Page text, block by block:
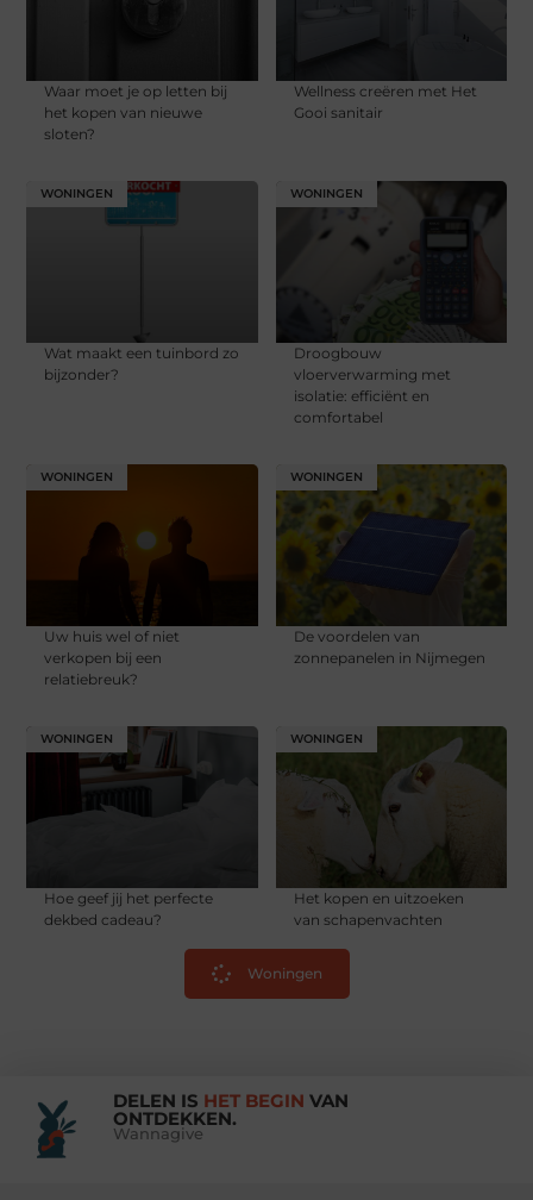
Waar moet je op letten bij
het kopen van nieuwe
sloten?
Wellness creëren met Het
Gooi sanitair
WONINGEN
Wat maakt een tuinbord zo
bijzonder?
WONINGEN
Droogbouw
vloerverwarming met
isolatie: efficiënt en
comfortabel
WONINGEN
Uw huis wel of niet
verkopen bij een
relatiebreuk?
WONINGEN
De voordelen van
zonnepanelen in Nijmegen
WONINGEN
Hoe geef jij het perfecte
dekbed cadeau?
WONINGEN
Het kopen en uitzoeken
van schapenvachten
Woningen
DELEN IS HET BEGIN VAN
ONTDEKKEN.
Wannagive